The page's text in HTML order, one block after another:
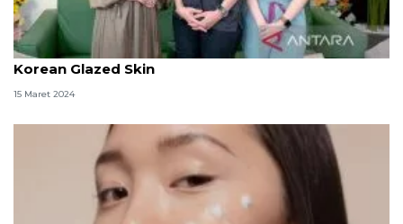
NMW Aesthetic Clinic hadirkan layanan terbaru
Korean Glazed Skin
15 Maret 2024